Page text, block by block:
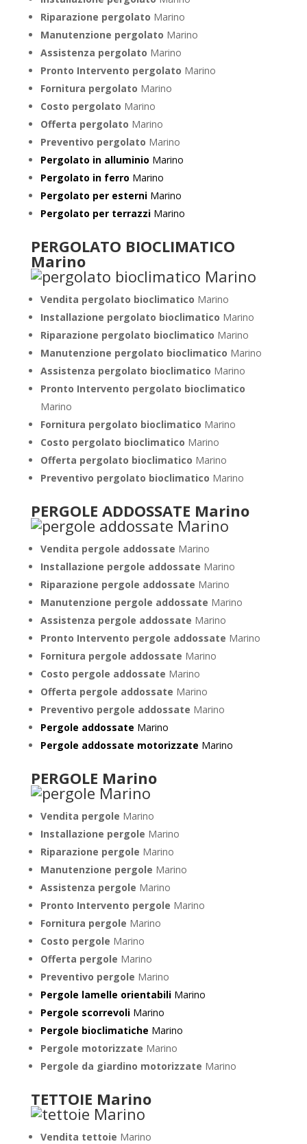
Riparazione pergolato Marino
Manutenzione pergolato Marino
Assistenza pergolato Marino
Pronto Intervento pergolato Marino
Fornitura pergolato Marino
Costo pergolato Marino
Offerta pergolato Marino
Preventivo pergolato Marino
Pergolato in alluminio Marino
Pergolato in ferro Marino
Pergolato per esterniMarino
Pergolato per terrazziMarino
PERGOLATO BIOCLIMATICO
Marino
Vendita pergolato bioclimatico Marino
Installazione pergolato bioclimatico Marino
Riparazione pergolato bioclimatico Marino
Manutenzione pergolato bioclimatico Marino
Assistenza pergolato bioclimatico Marino
Pronto Intervento pergolato bioclimatico
Marino
Fornitura pergolato bioclimatico Marino
Costo pergolato bioclimatico Marino
Offerta pergolato bioclimatico Marino
Preventivo pergolato bioclimatico Marino
PERGOLE ADDOSSATE Marino
Vendita pergole addossate Marino
Installazione pergole addossate Marino
Riparazione pergole addossate Marino
Manutenzione pergole addossate Marino
Assistenza pergole addossate Marino
Pronto Intervento pergole addossate Marino
Fornitura pergole addossate Marino
Costo pergole addossate Marino
Offerta pergole addossate Marino
Preventivo pergole addossate Marino
Pergole addossate Marino
Pergole addossate motorizzate Marino
PERGOLE Marino
Vendita pergole Marino
Installazione pergole Marino
Riparazione pergole Marino
Manutenzione pergole Marino
Assistenza pergole Marino
Pronto Intervento pergole Marino
Fornitura pergole Marino
Costo pergole Marino
Offerta pergole Marino
Preventivo pergole Marino
Pergole lamelle orientabiliMarino
Pergole scorrevoliMarino
Pergole bioclimatiche Marino
Pergole motorizzate Marino
Pergole da giardino motorizzate Marino
TETTOIE Marino
Vendita tettoie Marino